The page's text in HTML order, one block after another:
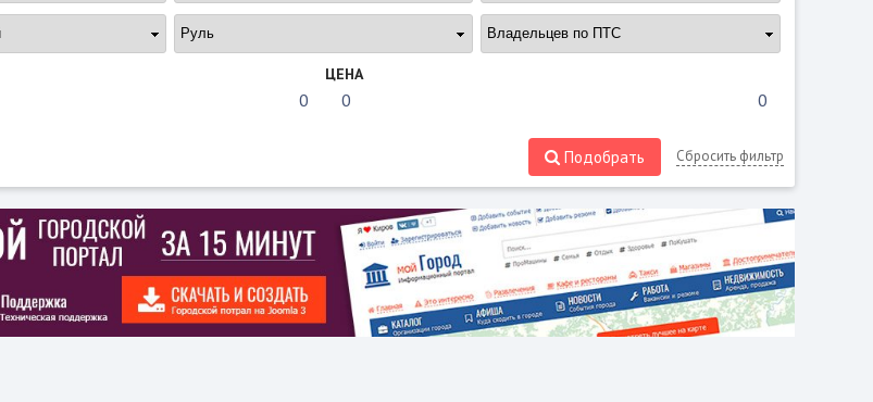
ЦЕНА
Подобрать Сбросить фильтр